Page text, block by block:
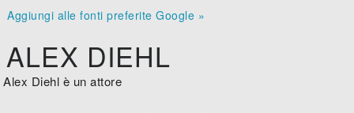
Aggiungi alle fonti preferite Google »
ALEX DIEHL
Alex Diehl è un attore